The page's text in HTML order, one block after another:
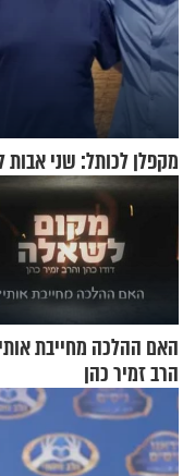
מקפלן לכותל: שני
האם ההלכה מחייבת
הרב זמיר כהן